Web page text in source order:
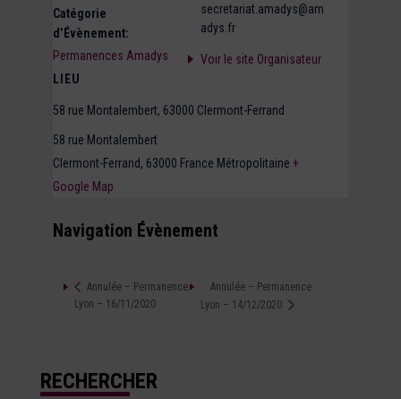
Catégorie
d’Évènement:
Permanences Amadys
LIEU
58 rue Montalembert, 63000 Clermont-Ferrand
58 rue Montalembert
Clermont-Ferrand, 63000 France Métropolitaine +
Google Map
secretariat.amadys@am
adys.fr
Voir le site Organisateur
Navigation Évènement
Annulée – Permanence
Lyon – 16/11/2020
Annulée – Permanence
Lyon – 14/12/2020
RECHERCHER